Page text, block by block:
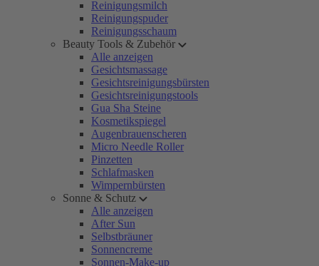
Reinigungsmilch
Reinigungspuder
Reinigungsschaum
Beauty Tools & Zubehör
Alle anzeigen
Gesichtsmassage
Gesichtsreinigungsbürsten
Gesichtsreinigungstools
Gua Sha Steine
Kosmetikspiegel
Augenbrauenscheren
Micro Needle Roller
Pinzetten
Schlafmasken
Wimpernbürsten
Sonne & Schutz
Alle anzeigen
After Sun
Selbstbräuner
Sonnencreme
Sonnen-Make-up